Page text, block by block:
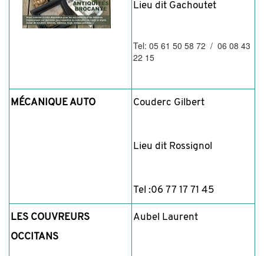
Lieu dit Gachoutet
Tel: 05 61 50 58 72 / 06 08 43
22 15
MÉCANIQUE AUTO Couderc Gilbert
Lieu dit Rossignol
Tel :06 77 17 71 45
LES COUVREURS
OCCITANS
Aubel Laurent